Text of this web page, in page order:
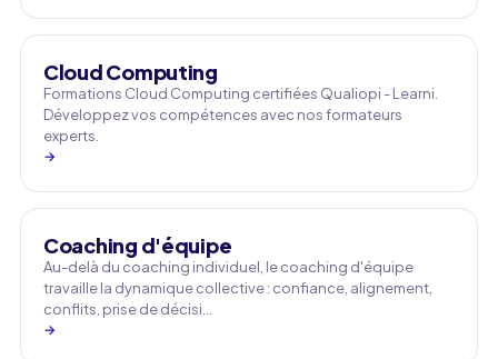
Cloud Computing
Formations Cloud Computing certifiées Qualiopi - Learni.
Développez vos compétences avec nos formateurs
experts.
→
Coaching d'équipe
Au-delà du coaching individuel, le coaching d'équipe
travaille la dynamique collective : confiance, alignement,
conflits, prise de décisi…
→